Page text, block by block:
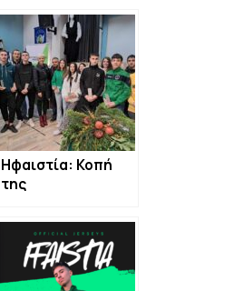
Ηφαιστία: Κοπή
της
πίτας με την ευχή
για μια νέα χρονιά
με υγεία και
επιτυχίες